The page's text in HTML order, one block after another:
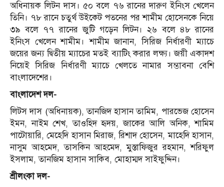
অধিনায়ক লিটন দাস। ৫০ বলে ৭৬ রানের দারুণ ইনিংস খেলেন
তিনি। ৭৮ রানে চতুর্থ উইকেট পতনের পর শামীম হোসেনকে নিয়ে
৩৯ বলে ৭৭ রানের জুটি গড়েন লিটন। ২৬ বলে ৪৮ রানের
ইনিংস খেলেন শামীম। শামীম জানান, সিরিজ নির্ধারণী ম্যাচে
জয়ের জন্য দ্বিতীয় ম্যাচের মতই ব্যাটিং করার লক্ষ্য। জয়ী একাদশ
নিয়েই সিরিজ নির্ধারণী ম্যাচে খেলতে নামার সম্ভাবনা বেশি
বাংলাদেশের।
বাংলাদেশ দল-
লিটস দাস (অধিনায়ক), তানজিদ হাসান তামিম, পারভেজ হোসেন
ইমন, নাইম শেখ, তাওহিদ হৃদয়, জাকের আলি অনিক, শামিম
পাটোয়ারি, মেহেদি হাসান মিরাজ, রিশাদ হোসেন, মাহেদি হাসান,
নাসুম আহমেদ, তাসকিন আহমেদ, মুস্তাফিজুর রহমান, শরিফুল
ইসলাম, তানজিম হাসান সাকিব, মোহাম্মদ সাইফুদ্দিন।
শ্রীলংকা দল-